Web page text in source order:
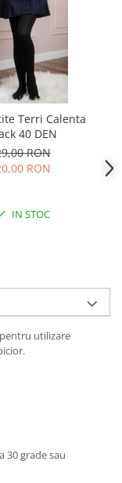
Terri Calenta
40 DEN
RON
RON
IN STOC
utilizare
30 grade sau